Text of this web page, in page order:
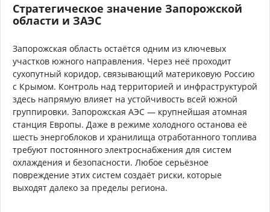
Стратегическое значение Запорожской
области и ЗАЭС
Запорожская область остаётся одним из ключевых
участков южного направления. Через неё проходит
сухопутный коридор, связывающий материковую Россию
с Крымом. Контроль над территорией и инфраструктурой
здесь напрямую влияет на устойчивость всей южной
группировки. Запорожская АЭС — крупнейшая атомная
станция Европы. Даже в режиме холодного останова её
шесть энергоблоков и хранилища отработанного топлива
требуют постоянного электроснабжения для систем
охлаждения и безопасности. Любое серьёзное
повреждение этих систем создаёт риски, которые
выходят далеко за пределы региона.